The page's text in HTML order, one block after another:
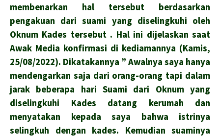
membenarkan hal tersebut berdasarkan
pengakuan dari suami yang diselingkuhi oleh
Oknum Kades tersebut . Hal ini dijelaskan saat
Awak Media konfirmasi di kediamannya (Kamis,
25/08/2022). Dikatakannya ” Awalnya saya hanya
mendengarkan saja dari orang-orang tapi dalam
jarak beberapa hari Suami dari Oknum yang
diselingkuhi Kades datang kerumah dan
menyatakan kepada saya bahwa istrinya
selingkuh dengan kades. Kemudian suaminya